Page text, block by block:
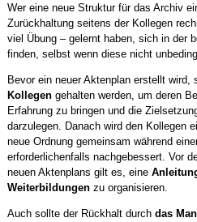
Wer eine neue Struktur für das Archiv
Zurückhaltung seitens der Kollegen
viel Übung – gelernt haben, sich in der
finden, selbst wenn diese nicht
Bevor ein neuer Aktenplan erstellt wird,
Kollegengehalten werden, um deren
Erfahrung zu bringen und die
darzulegen. Danach wird den Kollegen
neue Ordnung gemeinsam während
erforderlichenfalls nachgebessert. Vor
neuen Aktenplans gilt es, eine
Weiterbildungenzu organisieren.
Auch sollte der Rückhalt durch das